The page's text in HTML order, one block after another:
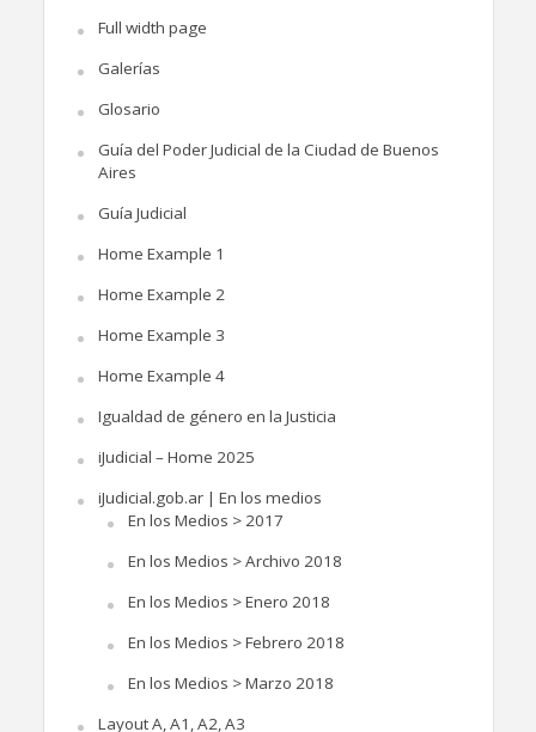
Full width page
Galerías
Glosario
Guía del Poder Judicial de la Ciudad de Buenos
Aires
Guía Judicial
Home Example 1
Home Example 2
Home Example 3
Home Example 4
Igualdad de género en la Justicia
iJudicial – Home 2025
iJudicial.gob.ar | En los medios
En los Medios > 2017
En los Medios > Archivo 2018
En los Medios > Enero 2018
En los Medios > Febrero 2018
En los Medios > Marzo 2018
Layout A, A1, A2, A3